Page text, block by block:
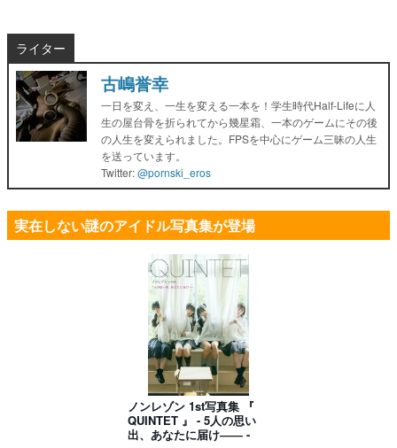
ライター
古嶋誉幸
一日を変え、一生を変える一本を！学生時代Half-Lifeに人
生の屋台骨を折られてから幾星霜、一本のゲームにその後
の人生を変えられました。FPSを中心にゲーム三昧の人生
を送っています。
Twitter:@pornski_eros
実在しない謎のアイドル写真集が登場
ノンレゾン 1st写真集 『
QUINTET 』 - 5人の思い
出、あなたに届け―― -